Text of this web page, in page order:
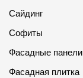
Сайдинг
Софиты
Фасадные панели
Фасадная плитка